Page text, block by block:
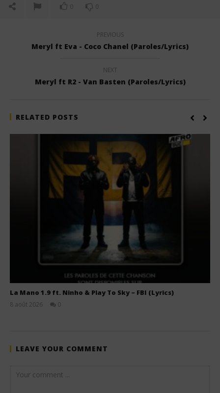
0 0
PREVIOUS
Meryl ft Eva - Coco Chanel (Paroles/Lyrics)
NEXT
Meryl ft R2 - Van Basten (Paroles/Lyrics)
RELATED POSTS
La Mano 1.9 ft. Ninho & Play To Sky – FBI (Lyrics)
8 août 2026
0
LEAVE YOUR COMMENT